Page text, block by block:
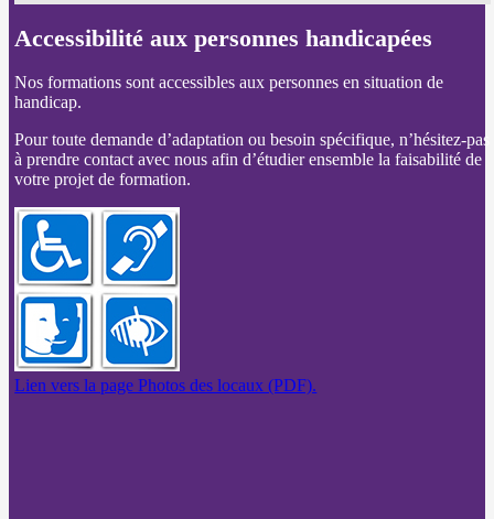
Accessibilité aux personnes handicapées
Nos formations sont accessibles aux personnes en situation de
handicap.
Pour toute demande d’adaptation ou besoin spécifique, n’hésitez-pas
à prendre contact avec nous afin d’étudier ensemble la faisabilité de
votre projet de formation.
Lien vers la page Photos des locaux (PDF).